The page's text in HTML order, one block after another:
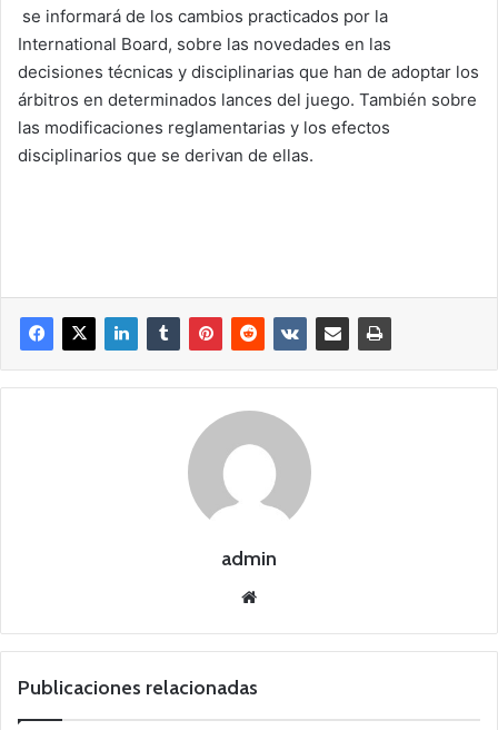
se informará de los cambios practicados por la
International Board, sobre las novedades en las
decisiones técnicas y disciplinarias que han de adoptar los
árbitros en determinados lances del juego. También sobre
las modificaciones reglamentarias y los efectos
disciplinarios que se derivan de ellas.
admin
we
Publicaciones relacionadas